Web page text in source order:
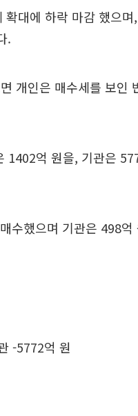
대에 하락 마감 했으
.
개인은 매수세를 보인
1402억 원을, 기관은
수했으며 기관은 498
-5772억 원